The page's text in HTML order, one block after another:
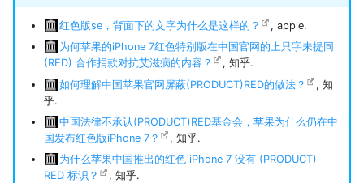
红色版se，背面下的文字为什么是这样的？
, apple.
为何苹果的iPhone 7红色特别版在中国官网的上只字未提同
(RED) 合作捐款对抗艾滋病的内容？
, 知乎.
如何理解中国苹果官网屏蔽(PRODUCT)RED的做法？
, 知
乎.
中国法律不承认(PRODUCT)RED基金会，苹果为什么仍在中
国发布红色版iPhone 7？
, 知乎.
为什么苹果中国推出的红色 iPhone 7 没有 (PRODUCT)
RED 标识？
, 知乎.